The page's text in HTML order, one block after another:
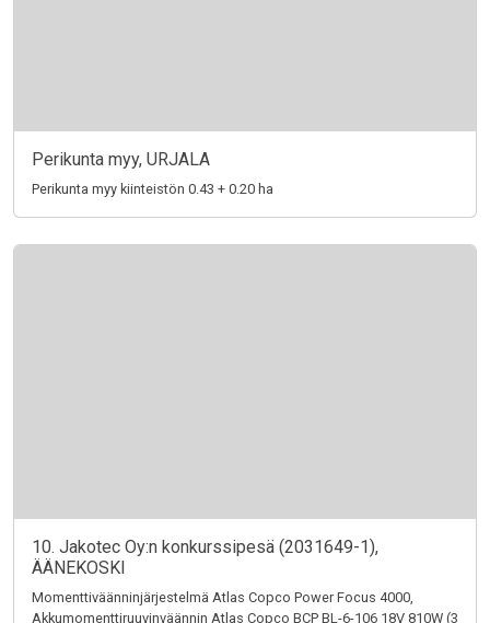
Perikunta myy, URJALA
Perikunta myy kiinteistön 0.43 + 0.20 ha
10. Jakotec Oy:n konkurssipesä (2031649-1),
ÄÄNEKOSKI
Momenttiväänninjärjestelmä Atlas Copco Power Focus 4000,
Akkumomenttiruuvinväännin Atlas Copco BCP BL-6-106 18V 810W (3